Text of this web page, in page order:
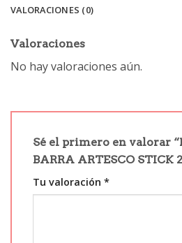
VALORACIONES (0)
Valoraciones
No hay valoraciones aún.
Sé el primero en valorar
BARRA ARTESCO STICK
Tu valoración *